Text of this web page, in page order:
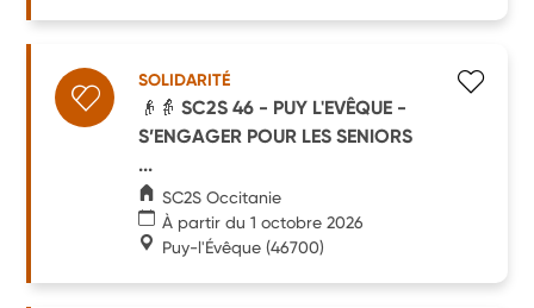
SOLIDARITÉ
👴👵 SC2S 46 - PUY L'EVÊQUE -
S’ENGAGER POUR LES SENIORS
...
SC2S Occitanie
À partir du 1 octobre 2026
Puy-l'Évêque (46700)